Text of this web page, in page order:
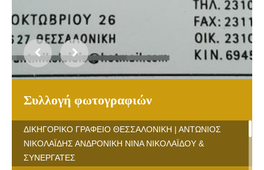
Συλλογή φωτογραφιών
ΔΙΚΗΓΟΡΙΚΟ ΓΡΑΦΕΙΟ ΘΕΣΣΑΛΟΝΙΚΗ | ΑΝΤΩΝΙΟΣ
ΝΙΚΟΛΑΪΔΗΣ ΑΝΔΡΟΝΙΚΗ ΝΙΝΑ ΝΙΚΟΛΑΪΔΟΥ &
ΣΥΝΕΡΓΑΤΕΣ